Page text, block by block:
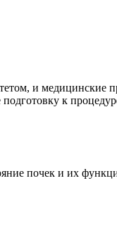
и медицинские
к
почек и их